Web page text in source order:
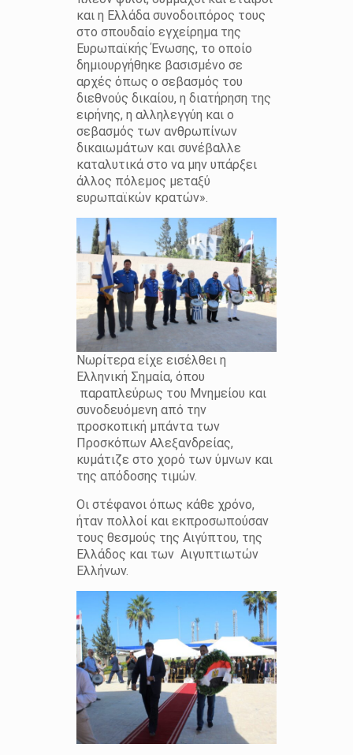
και η Ελλάδα συνοδοιπόρος τους
στο σπουδαίο εγχείρημα της
Ευρωπαϊκής Ένωσης, το οποίο
δημιουργήθηκε βασισμένο σε
αρχές όπως ο σεβασμός του
διεθνούς δικαίου, η διατήρηση της
ειρήνης, η αλληλεγγύη και ο
σεβασμός των ανθρωπίνων
δικαιωμάτων και συνέβαλλε
καταλυτικά στο να μην υπάρξει
άλλος πόλεμος μεταξύ
ευρωπαϊκών κρατών».
Νωρίτερα είχε εισέλθει η
Ελληνική Σημαία, όπου
παραπλεύρως του Μνημείου και
συνοδευόμενη από την
προσκοπική μπάντα των
Προσκόπων Αλεξανδρείας,
κυμάτιζε στο χορό των ύμνων και
της απόδοσης τιμών.
Οι στέφανοι όπως κάθε χρόνο,
ήταν πολλοί και εκπροσωπούσαν
τους θεσμούς της Αιγύπτου, της
Ελλάδος και των Αιγυπτιωτών
Ελλήνων.